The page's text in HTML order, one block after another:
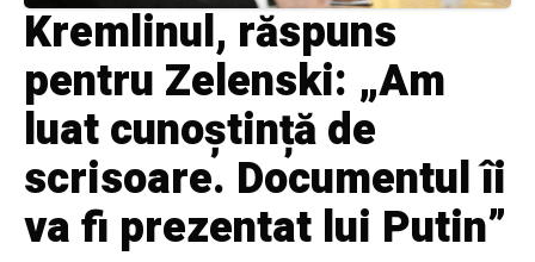
Kremlinul, răspuns
pentru Zelenski: „Am
luat cunoștință de
scrisoare. Documentul îi
va fi prezentat lui Putin”